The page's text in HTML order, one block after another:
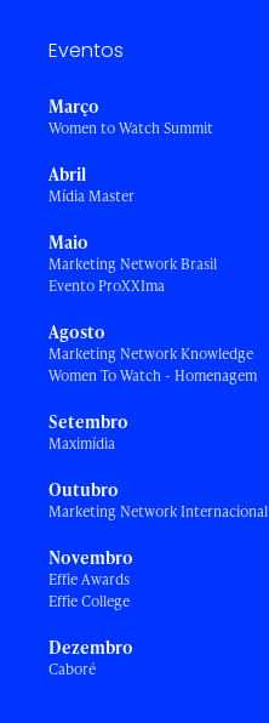
Eventos
Março
Women to Watch Summit
Abril
Mídia Master
Maio
Marketing Network Brasil
Evento ProXXIma
Agosto
Marketing Network Knowledge
Women To Watch - Homenagem
Setembro
Maximídia
Outubro
Marketing Network Internacional
Novembro
Effie Awards
Effie College
Dezembro
Caboré